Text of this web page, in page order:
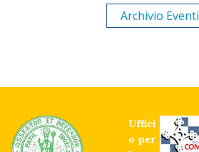
Archivio Eventi
Uffici
o per